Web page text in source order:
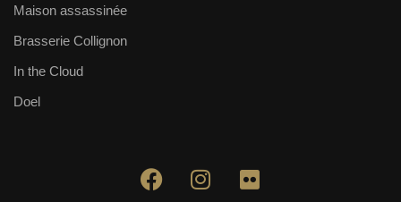
Maison assassinée
Brasserie Collignon
In the Cloud
Doel